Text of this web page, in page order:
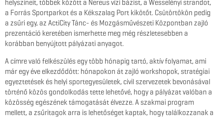
helyszíneit, többek között a Nereus vízi bázist, a Wesselényi strandot,
a Forrás Sportparkot és a Kékszalag Port kikötőt. Csütörtökön pedig
a zsűri egy, az ActiCity Tánc- és Mozgásművészeti Központban zajló
prezentáció keretében ismerhette meg még részletesebben a
korábban benyújtott pályázati anyagot.
A címre való felkészülés egy több hónapig tartó, aktív folyamat, ami
már egy éve elkezdődött: hónapokon át zajló workshopok, stratégiai
egyeztetések és helyi sportegyesületek, civil szervezetek bevonásával
történő közös gondolkodás tette lehetővé, hogy a pályázat valóban a
közösség egészének támogatását élvezze. A szakmai program
mellett, a zsűritagok arra is lehetőséget kaptak, hogy találkozzanak a